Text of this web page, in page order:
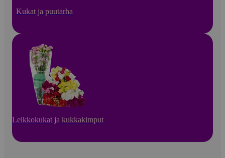
Kukat ja puutarha
Leikkokukat ja kukkakimput